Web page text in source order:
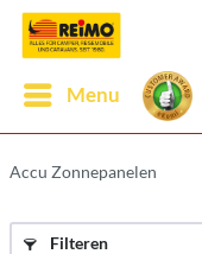
Menu
Accu Zonnepanelen
Filteren